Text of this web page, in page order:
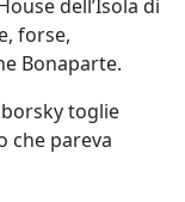
dell’Isola di
forse,
Bonaparte.
toglie
che pareva